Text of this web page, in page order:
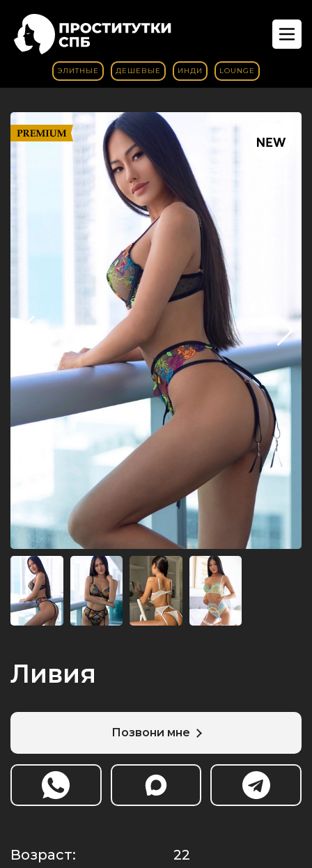
ЭЛИТНЫЕ ДЕШЕВЫЕ ИНДИ LOUNGE
Ливия
Позвони мне
Возраст:
22